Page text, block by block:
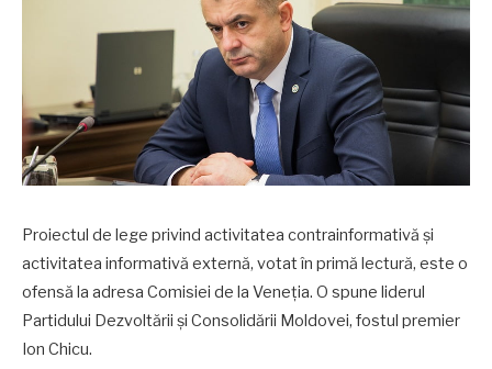
Proiectul de lege privind activitatea contrainformativă și
activitatea informativă externă, votat în primă lectură, este o
ofensă la adresa Comisiei de la Veneția. O spune liderul
Partidului Dezvoltării și Consolidării Moldovei, fostul premier
Ion Chicu.